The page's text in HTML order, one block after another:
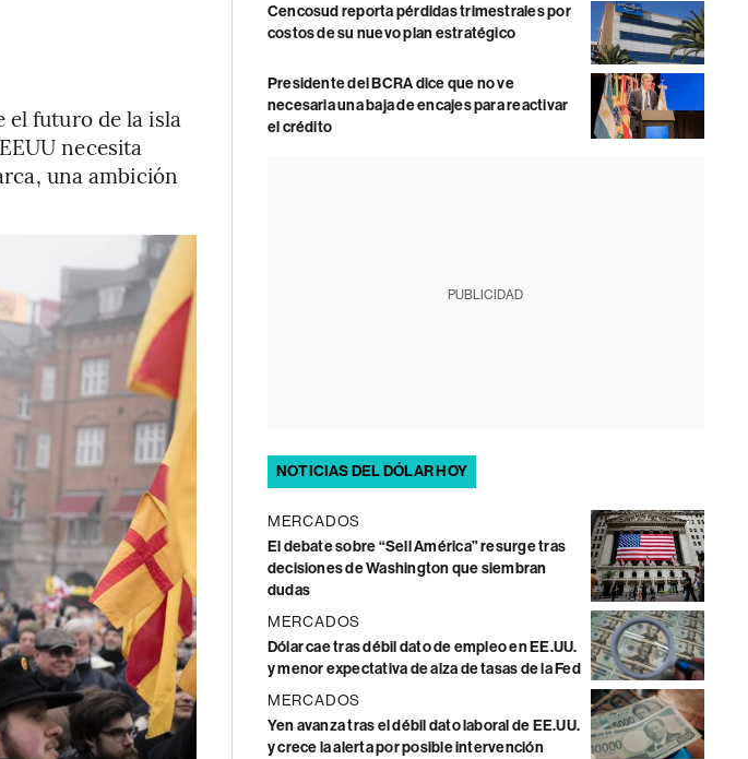
el futuro de la isla
necesita
una ambición
Cencosud reporta pérdidas trimestrales por
costos de su nuevo plan estratégico
Presidente del BCRA dice que no ve
necesaria una baja de encajes para reactivar
el crédito
PUBLICIDAD
NOTICIAS DEL DÓLAR HOY
MERCADOS
El debate sobre “Sell América” resurge tras
decisiones de Washington que siembran
dudas
MERCADOS
Dólar cae tras débil dato de empleo en EE.UU.
y menor expectativa de alza de tasas de la Fed
MERCADOS
Yen avanza tras el débil dato laboral de EE.UU.
y crece la alerta por posible intervención